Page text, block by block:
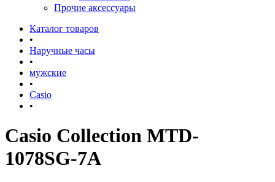
Прочие аксессуары
Каталог товаров
•
Наручные часы
•
мужские
•
Casio
•
Casio Collection MTD-
1078SG-7A